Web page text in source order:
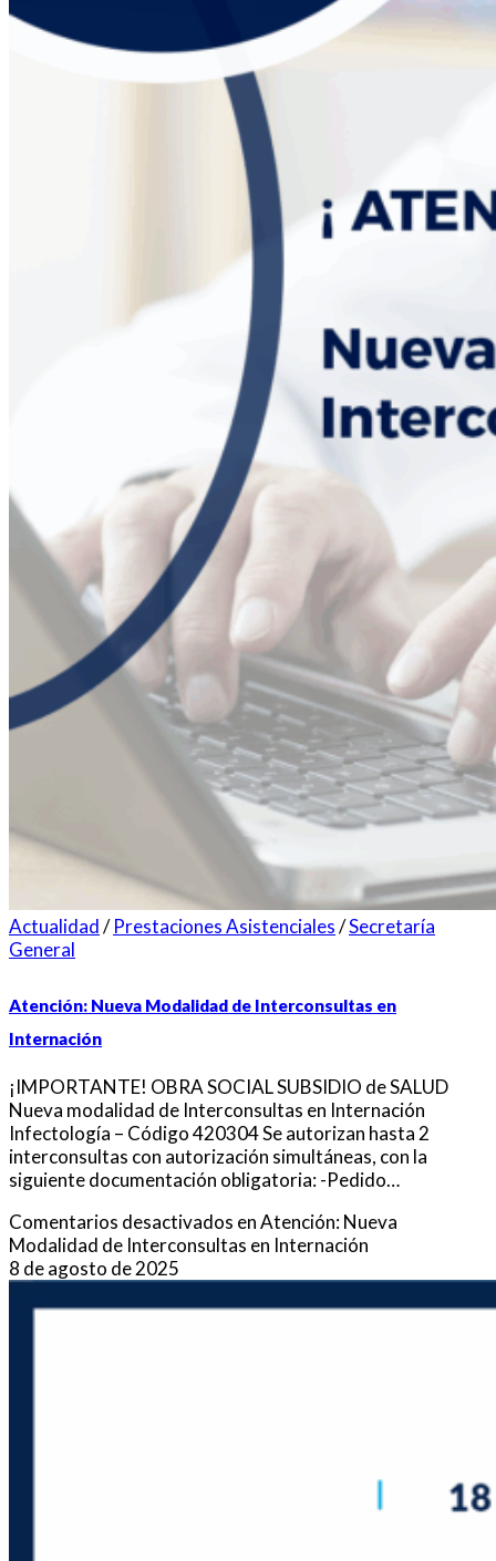
Actualidad/Prestaciones Asistenciales/Secretaría
General
Atención: Nueva Modalidad de Interconsultas en
Internación
¡IMPORTANTE! OBRA SOCIAL SUBSIDIO de SALUD
Nueva modalidad de Interconsultas en Internación
Infectología – Código 420304 Se autorizan hasta 2
interconsultas con autorización simultáneas, con la
siguiente documentación obligatoria: -Pedido…
Comentarios desactivados en Atención: Nueva
Modalidad de Interconsultas en Internación
8 de agosto de 2025